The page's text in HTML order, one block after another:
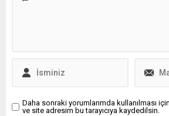
Daha sonraki yorumlarımda kullanılması
ve site adresim bu tarayıcıya kaydedilsin.